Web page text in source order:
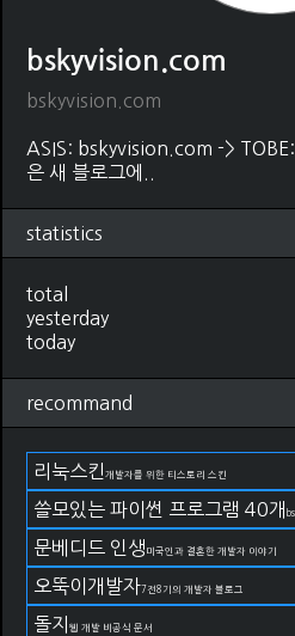
bskyvision.com
bskyvision.com
ASIS: bskyvision.com ->
은 새 블로그에..
statistics
total
yesterday
today
recommand
리눅스킨 개발자를 위한 티스토리 스킨
쓸모있는 파이썬 프로그램 40개
문베디드 인생 미국인과 결혼한 개발자 이야기
오뚝이개발자7전8기의 개발자 블로그
돌지 웹 개발 비공식 문서